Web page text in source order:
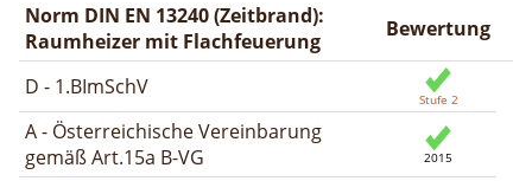
Norm DIN EN 13240 (Zeitbrand):
Raumheizer mit Flachfeuerung
Bewertung
D - 1.BImSchV
A - Österreichische Vereinbarung
gemäß Art.15a B-VG